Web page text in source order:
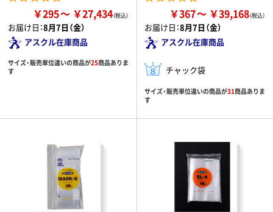
￥295 ￥27,434
お届け日：8月7日（金）
アスクル在庫商品
サイズ・販売単位違いの商品が25商品ありま
す
￥367 ￥39,168
お届け日：8月7日（金）
アスクル在庫商品
チャック袋
サイズ・販売単位違いの商品が31商品ありま
す